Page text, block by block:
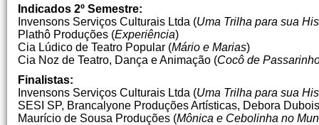
Indicados 2º Semestre:
Invensons Serviços Culturais Ltda (Uma Trilha para sua
Plathô Produções (Experiência)
Cia Lúdico de Teatro Popular (Mário e Marias)
Cia Noz de Teatro, Dança e Animação (Cocô de
Finalistas:
Invensons Serviços Culturais Ltda (Uma Trilha para sua
SESI SP, Brancalyone Produções Artísticas, Debora
Maurício de Sousa Produções (Mônica e Cebolinha no